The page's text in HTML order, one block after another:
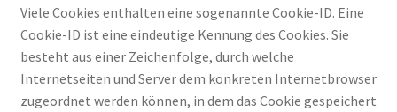
Viele Cookies enthalten eine sogenannte Cookie-ID. Eine
Cookie-ID ist eine eindeutige Kennung des Cookies. Sie
besteht aus einer Zeichenfolge, durch welche
Internetseiten und Server dem konkreten Internetbrowser
zugeordnet werden können, in dem das Cookie gespeichert